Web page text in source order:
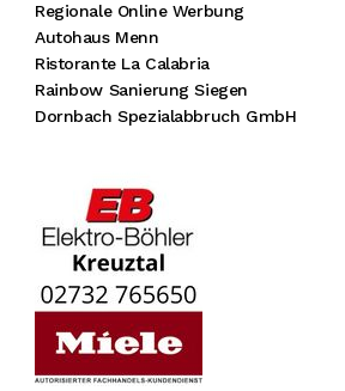
Regionale Online Werbung
Autohaus Menn
Ristorante La Calabria
Rainbow Sanierung Siegen
Dornbach Spezialabbruch GmbH